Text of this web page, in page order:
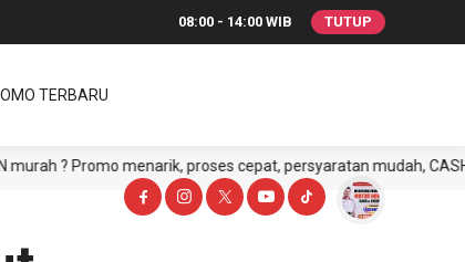
08:00 - 14:00 WIB TUTUP
TERBARU
Promo menarik, proses cepat, persyaratan mudah, CASH atau